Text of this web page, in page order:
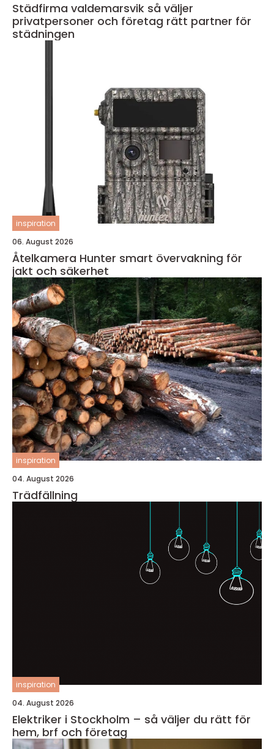
Städfirma valdemarsvik så väljer
privatpersoner och företag rätt partner för
städningen
inspiration
06. August 2026
Åtelkamera Hunter smart övervakning för
jakt och säkerhet
inspiration
04. August 2026
Trädfällning
inspiration
04. August 2026
Elektriker i Stockholm – så väljer du rätt för
hem, brf och företag